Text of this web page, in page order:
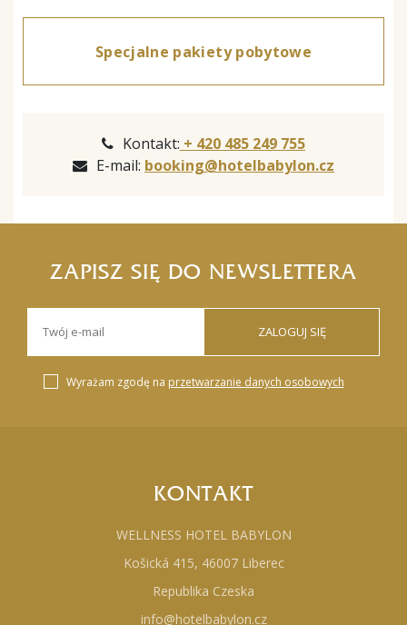
Specjalne pakiety pobytowe
Kontakt: + 420 485 249 755
E-mail: booking@hotelbabylon.cz
ZAPISZ SIĘ DO NEWSLETTERA
ZALOGUJ SIĘ
Wyrażam zgodę na przetwarzanie danych osobowych
KONTAKT
WELLNESS HOTEL BABYLON
Košická 415, 46007 Liberec
Republika Czeska
info@hotelbabylon.cz